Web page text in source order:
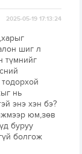
2025-05-19 17:13:24
шиг л
түмнийг
нь
энэ хэн бэ?
юм,зөв
буруу
болгож